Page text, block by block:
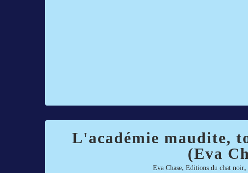
L'académie maudite,
(Eva
Eva Chase, Editions du chat noir,